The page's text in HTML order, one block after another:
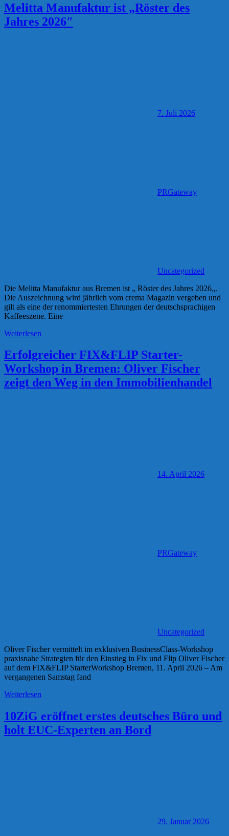
Melitta Manufaktur ist „Röster des
Jahres 2026″
7. Juli 2026
PRGateway
Uncategorized
Die Melitta Manufaktur aus Bremen ist „ Röster des Jahres 2026„.
Die Auszeichnung wird jährlich vom crema Magazin vergeben und
gilt als eine der renommiertesten Ehrungen der deutschsprachigen
Kaffeeszene. Eine
Weiterlesen
Erfolgreicher FIX&FLIP Starter-
Workshop in Bremen: Oliver Fischer
zeigt den Weg in den Immobilienhandel
14. April 2026
PRGateway
Uncategorized
Oliver Fischer vermittelt im exklusiven BusinessClass-Workshop
praxisnahe Strategien für den Einstieg in Fix und Flip Oliver Fischer
auf dem FIX&FLIP StarterWorkshop Bremen, 11. April 2026 – Am
vergangenen Samstag fand
Weiterlesen
10ZiG eröffnet erstes deutsches Büro und
holt EUC-Experten an Bord
29. Januar 2026